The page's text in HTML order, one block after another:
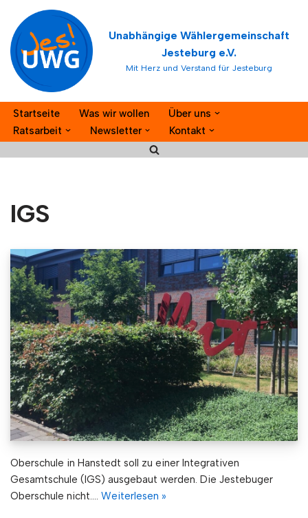
Zum
Inhalt
springen
Unabhängige Wählergemeinschaft
Jesteburg e.V.
Mit Herz und Verstand für Jesteburg
Startseite Was wir wollen
Über uns
Ratsarbeit
Newsletter Kontakt
IGS
Oberschule in Hanstedt soll zu einer Integrativen
Gesamtschule (IGS) ausgebaut werden. Die Jestebuger
Oberschule nicht.… Weiterlesen »